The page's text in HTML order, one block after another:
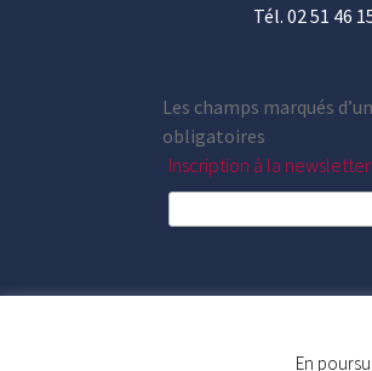
Tél. 02 51 46
Les champs marqués d’un
obligatoires
Inscription à la newsletter
En